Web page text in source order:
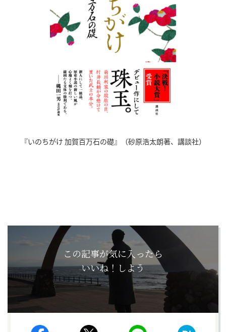
『いのちがけ 加賀百万石の礎』（砂原浩太朗著、講談社）
この記事が気に入ったら
いいね！しよう